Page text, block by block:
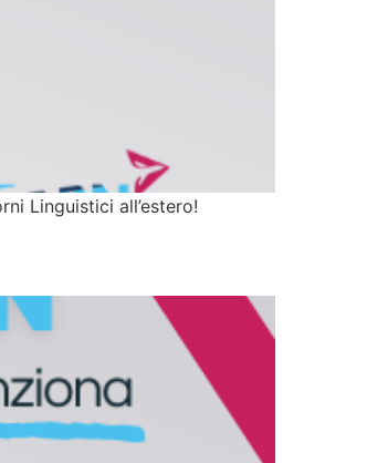
Linguistici all’estero!